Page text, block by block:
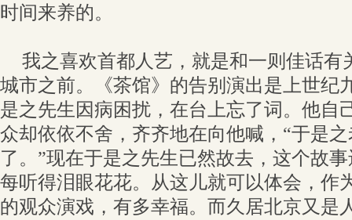
时间来养的。
我之喜欢首都人艺，就是和一则佳话有
城市之前。《茶馆》的告别演出是上世纪
是之先生因病困扰，在台上忘了词。他自
众却依依不舍，齐齐地在向他喊，“于是
了。”现在于是之先生已然故去，这个故
每听得泪眼花花。从这儿就可以体会，作
的观众演戏，有多幸福。而久居北京又是